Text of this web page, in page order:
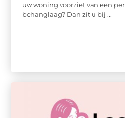
uw woning voorziet van een
behanglaag? Dan zit u bij ...